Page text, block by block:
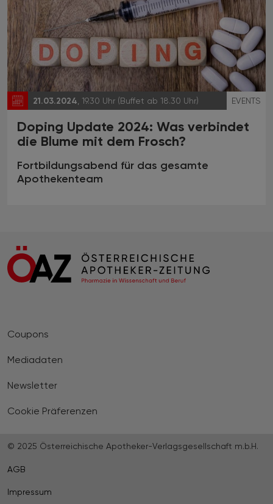
21.03.2024 , 19.30 Uhr (Buffet ab 18.30 Uhr) EVENTS
Doping Update 2024: Was verbindet
die Blume mit dem Frosch?
Fortbildungsabend für das gesamte
Apothekenteam
Coupons
Mediadaten
Newsletter
Cookie Präferenzen
© 2025 Österreichische Apotheker-Verlagsgesellschaft m.b.H.
AGB
Impressum